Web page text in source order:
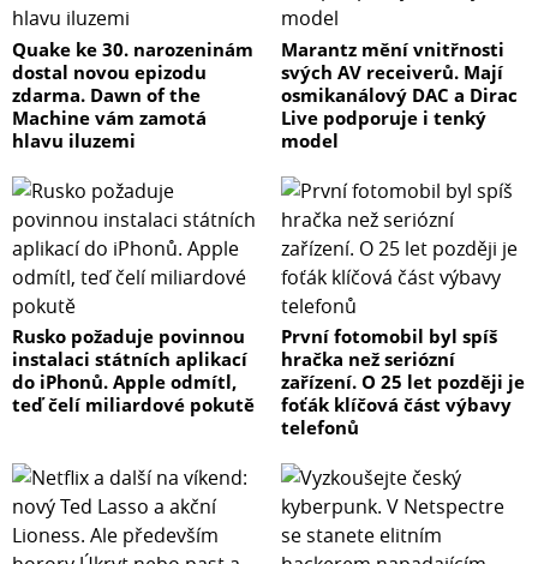
Quake ke 30. narozeninám
dostal novou epizodu
zdarma. Dawn of the
Machine vám zamotá
hlavu iluzemi
Marantz mění vnitřnosti
svých AV receiverů. Mají
osmikanálový DAC a Dirac
Live podporuje i tenký
model
Rusko požaduje povinnou
instalaci státních aplikací
do iPhonů. Apple odmítl,
teď čelí miliardové pokutě
První fotomobil byl spíš
hračka než seriózní
zařízení. O 25 let později je
foťák klíčová část výbavy
telefonů